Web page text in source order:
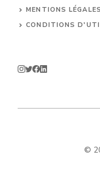
MENTIONS LÉGALES
CONDITIONS
©